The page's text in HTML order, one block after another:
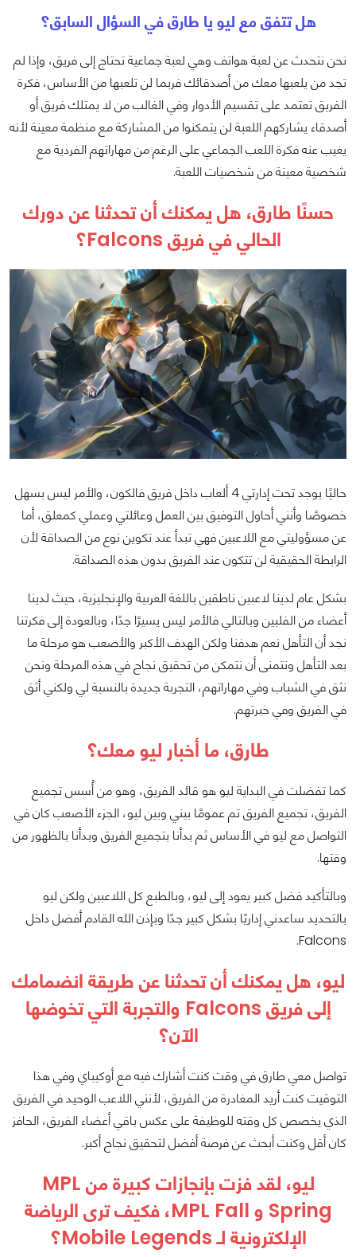
هل تتفق مع ليو يا طارق في السؤال السابق؟
نحن نتحدث عن لعبة هواتف وهي لعبة جماعية تحتاج إلى فريق، وإذا لم
تجد من يلعبها معك من أصدقائك فربما لن تلعبها من الأساس، فكرة
الفريق تعتمد على تقسيم الأدوار وفي الغالب من لا يمتلك فريق أو
أصدقاء يشاركهم اللعبة لن يتمكنوا من المشاركة مع منظمة معينة لأنه
يغيب عنه فكرة اللعب الجماعي على الرغم من مهاراتهم الفردية مع
شخصية معينة من شخصيات اللعبة.
حسنًا طارق، هل يمكنك أن تحدثنا عن دورك
الحالي في فريق Falcons؟
حاليًا يوجد تحت إدارتي 4 ألعاب داخل فريق فالكون، والأمر ليس بسهل
خصوصًا وأنني أحاول التوفيق بين العمل وعائلتي وعملي كمعلق، أما
عن مسؤوليتي مع اللاعبين فهي تبدأ عند تكوين نوع من الصداقة لأن
الرابطة الحقيقية لن تتكون عند الفريق بدون هذه الصداقة.
بشكل عام لدينا لاعبين ناطقين باللغة العربية والإنجليزية، حيث لدينا
أعضاء من الفلبين وبالتالي فالأمر ليس يسيرًا جدًا، وبالعودة إلى فكرتنا
نجد أن التأهل نعم هدفنا ولكن الهدف الأكبر والأصعب هو مرحلة ما
بعد التأهل ونتمنى أن نتمكن من تحقيق نجاح في هذه المرحلة ونحن
نثق في الشباب وفي مهاراتهم، التجربة جديدة بالنسبة لي ولكني أثق
في الفريق وفي خبرتهم.
طارق، ما أخبار ليو معك؟
كما تفضلت في البداية ليو هو قائد الفريق، وهو من أُسس تجميع
الفريق، تجميع الفريق تم عمومًا بيني وبين ليو، الجزء الأصعب كان في
التواصل مع ليو في الأساس ثم بدأنا بتجميع الفريق وبدأنا بالظهور من
وقتها.
وبالتأكيد فضل كبير يعود إلى ليو، وبالطبع كل اللاعبين ولكن ليو
بالتحديد ساعدني إداريًا بشكل كبير جدًا وبإذن الله القادم أفضل داخل
Falcons.
ليو، هل يمكنك أن تحدثنا عن طريقة انضمامك
إلى فريق Falcons والتجربة التي تخوضها
الآن؟
تواصل معي طارق في وقت كنت أشارك فيه مع أوكيباي وفي هذا
التوقيت كنت أريد المغادرة من الفريق، لأنني اللاعب الوحيد في الفريق
الذي يخصص كل وقته للوظيفة على عكس باقي أعضاء الفريق، الحافز
كان أقل وكنت أبحث عن فرصة أفضل لتحقيق نجاح أكبر.
ليو، لقد فزت بإنجازات كبيرة من MPL
Spring و MPL Fall، فكيف ترى الرياضة
الإلكترونية لـ Mobile Legends؟